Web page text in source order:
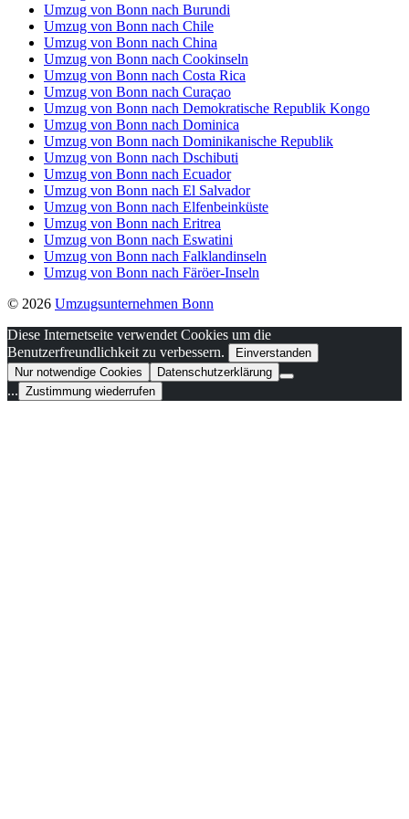
Umzug von Bonn nach Burundi
Umzug von Bonn nach Chile
Umzug von Bonn nach China
Umzug von Bonn nach Cookinseln
Umzug von Bonn nach Costa Rica
Umzug von Bonn nach Curaçao
Umzug von Bonn nach Demokratische Republik Kongo
Umzug von Bonn nach Dominica
Umzug von Bonn nach Dominikanische Republik
Umzug von Bonn nach Dschibuti
Umzug von Bonn nach Ecuador
Umzug von Bonn nach El Salvador
Umzug von Bonn nach Elfenbeinküste
Umzug von Bonn nach Eritrea
Umzug von Bonn nach Eswatini
Umzug von Bonn nach Falklandinseln
Umzug von Bonn nach Färöer-Inseln
© 2026 Umzugsunternehmen Bonn
Diese Internetseite verwendet Cookies um die
Benutzerfreundlichkeit zu verbessern.
Einverstanden
Nur notwendige Cookies
Datenschutzerklärung
... Zustimmung wiederrufen